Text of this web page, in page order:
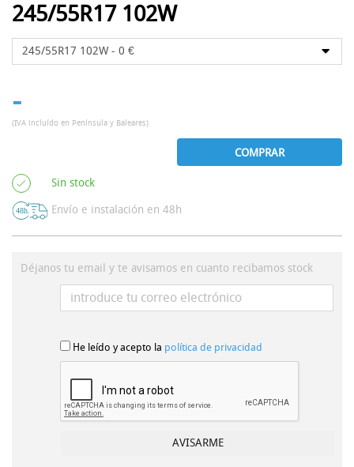
245/55R17 102W
-
(IVA incluído en Península y Baleares)
COMPRAR
Sin stock
Envío e instalación en 48h
Déjanos tu email y te avisamos en cuanto recibamos stock
He leído y acepto la política de privacidad